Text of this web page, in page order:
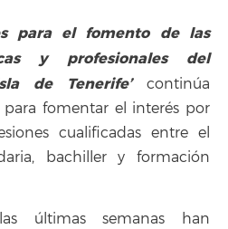
para el fomento de las
y profesionales del
de Tenerife’continúa
para fomentar el interés por
cualificadas entre el
bachiller y formación
últimas semanas han